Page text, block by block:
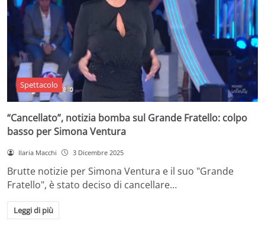
Spettacolo
“Cancellato”, notizia bomba sul Grande Fratello: colpo
basso per Simona Ventura
Ilaria Macchi 3 Dicembre 2025
Brutte notizie per Simona Ventura e il suo "Grande
Fratello", è stato deciso di cancellare…
Leggi di più